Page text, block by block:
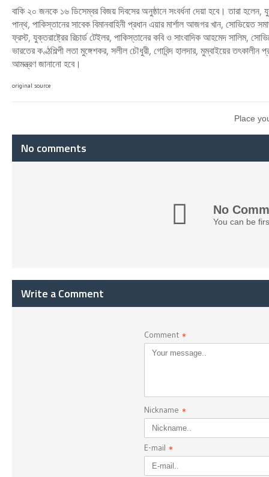
বাকি ২০ জনকে ১৬ ডিসেম্বর বিজয় দিবসের অনুষ্ঠানে সংবর্ধনা দেয়া হবে। তারা
পান্থ, পাকিস্তানের সাবেক বিমানবাহিনী প্রধান এয়ার মার্শাল আজগর খান, সোভিয়েত
ফ্রস্ট, যুক্তরাষ্ট্রের রিচার্ড টেইলর, পাকিস্তানের কবি ও সাংবাদিক আহমেদ সালিম,
ভারতের কণ্ঠশিল্পী লতা মুঙ্গেশকর, সলীল চৌধুরী, গোবিন্দ হালদার, মুম্বাইয়ের তৎকালীন
আমন্ত্রণ জানানো হবে।
original source
Place
No comments
No
You can be
Write a Comment
Comment *
Nickname *
E-mail *